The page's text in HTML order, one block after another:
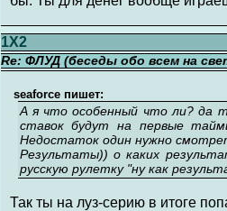
1X2
Re: ФЛУД (беседы обо всем на
seaforce пишет:
А я что особенный что ли? да
ставок будут на первые
Недостаток один нужно
Результаты)) о каких
русскую рулетку "ну как
Так ты на луз-серию в итоге